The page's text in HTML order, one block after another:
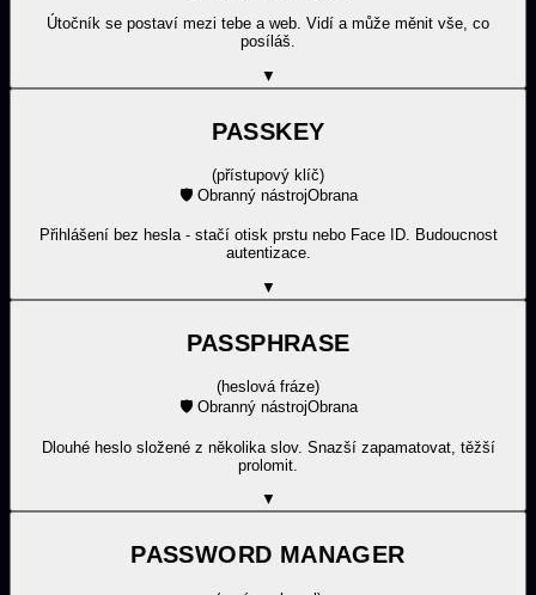
Útočník se postaví mezi tebe a web. Vidí a může měnit vše, co
posíláš.
▼
PASSKEY
(přístupový klíč)
🛡️ Obranný nástrojObrana
Přihlášení bez hesla - stačí otisk prstu nebo Face ID. Budoucnost
autentizace.
▼
PASSPHRASE
(heslová fráze)
🛡️ Obranný nástrojObrana
Dlouhé heslo složené z několika slov. Snazší zapamatovat, těžší
prolomit.
▼
PASSWORD MANAGER